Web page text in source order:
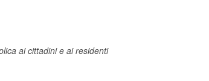
ai cittadini e ai residenti